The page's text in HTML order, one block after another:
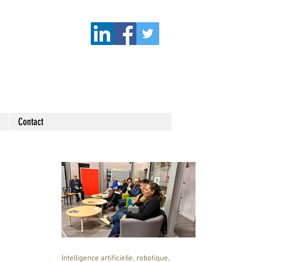
Contact
Intelligence artificielle, robotique,